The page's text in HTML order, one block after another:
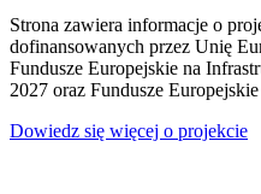
Strona zawiera informacje o
dofinansowanych przez Unię
Fundusze Europejskie na
2027 oraz Fundusze
Dowiedz się więcej o projekcie